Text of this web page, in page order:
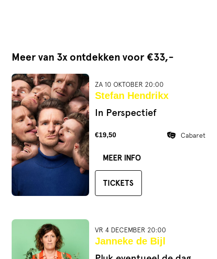
Meer van 3x ontdekken voor €33,-
ZA 10 OKTOBER 20:00
Stefan Hendrikx
In Perspectief
€19,50 Cabaret
MEER INFO
TICKETS
VR 4 DECEMBER 20:00
Janneke de Bijl